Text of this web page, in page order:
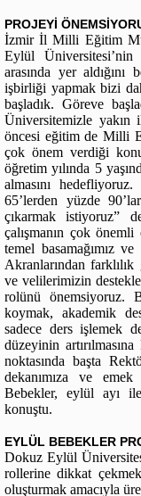
PROJEYİ
İzmir İl Milli Eğitim
Eylül
arasında yer
işbirliği yapmak bizi
başladık. Göreve
Üniversitemizle
öncesi eğitim de Milli
çok önem verdiği
öğretim yılında 5
almasını
65’lerden yüzde
çıkarmak istiyoruz”
çalışmanın çok
temel basamağımız
Akranlarından farklılık
ve velilerimizin
rolünü önemsiyoruz.
koymak, akademik
sadece ders işlemek
düzeyinin
noktasında başta
dekanımıza ve
Bebekler, eylül ayı
konuştu.
EYLÜL BEBEKLER
Dokuz Eylül
rollerine dikkat
oluşturmak amacıyla